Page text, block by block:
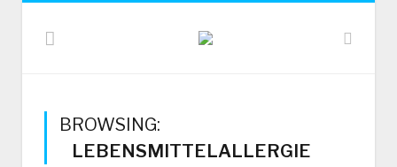
BROWSING:
LEBENSMITTELALLERGIE